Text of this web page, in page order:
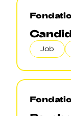
Job